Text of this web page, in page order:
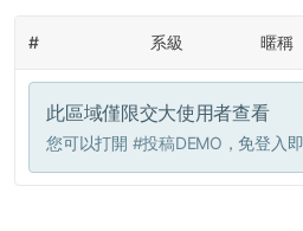
# 系級 暱稱
此區域僅限交大使用者查看
您可以打開 #投稿DEMO ，免登入